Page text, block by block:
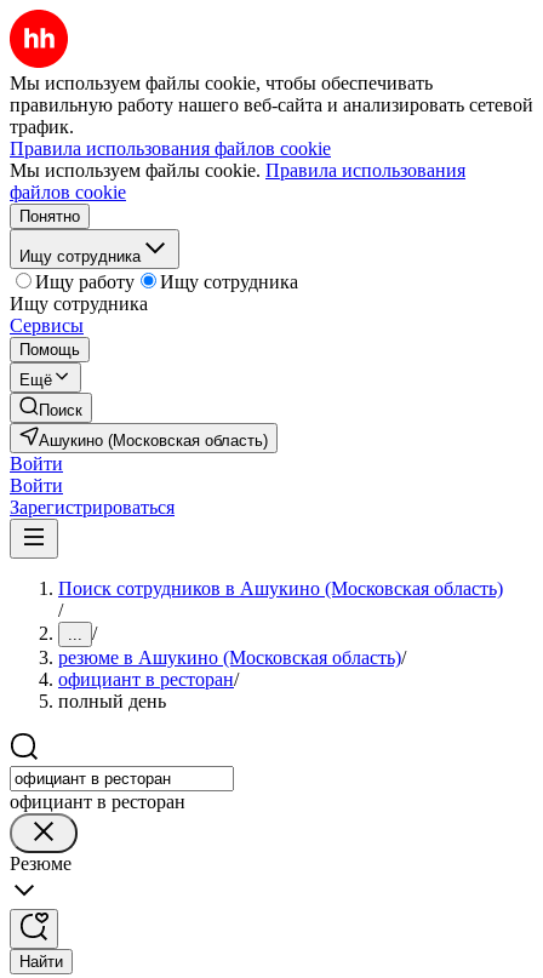
Мы используем файлы cookie, чтобы обеспечивать
правильную работу нашего веб-сайта и анализировать сетевой
трафик.
Правила использования файлов cookie
Мы используем файлы cookie. Правила использования
файлов cookie
Понятно
Ищу сотрудника
Ищу работу
Ищу сотрудника
Ищу сотрудника
Сервисы
Помощь
Ещё
Поиск
Ашукино (Московская область)
Войти
Войти
Зарегистрироваться
Поиск сотрудников в Ашукино (Московская область)
/
... /
резюме в Ашукино (Московская область)/
официант в ресторан/
полный день
официант в ресторан
Резюме
Найти